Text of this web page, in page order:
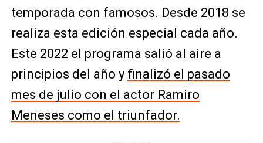
temporada con famosos. Desde 2018 se
realiza esta edición especial cada año.
Este 2022 el programa salió al aire a
principios del año y finalizó el pasado
mes de julio con el actor Ramiro
Meneses como el triunfador.